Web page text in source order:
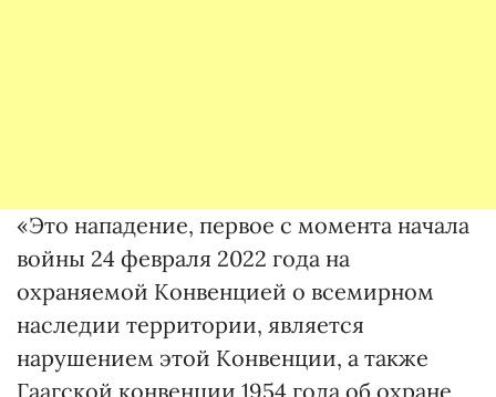
«Это нападение, первое с момента начала
войны 24 февраля 2022 года на
охраняемой Конвенцией о всемирном
наследии территории, является
нарушением этой Конвенции, а также
Гаагской конвенции 1954 года об охране